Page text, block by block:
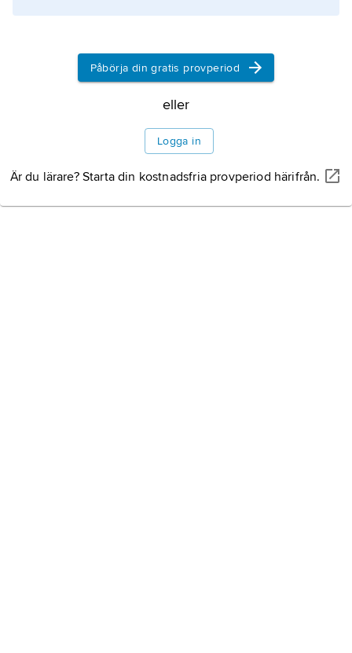
Påbörja din gratis provperiod
eller
Logga in
Är du lärare? Starta din kostnadsfria provperiod härifrån.